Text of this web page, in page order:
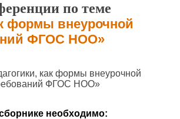
по теме
формы внеурочной
ФГОС НОО»
как формы внеурочной
ФГОС НОО»
необходимо: